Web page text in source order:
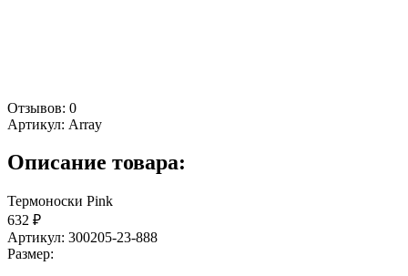
Отзывов: 0
Артикул: Array
Описание товара:
Термоноски Pink
632 ₽
Артикул: 300205-23-888
Размер: